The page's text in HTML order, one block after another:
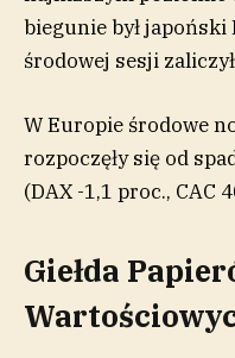
biegunie był
środowej sesji
W Europie środowe
rozpoczęły się od
(DAX -1,1 proc., CAC
Giełda